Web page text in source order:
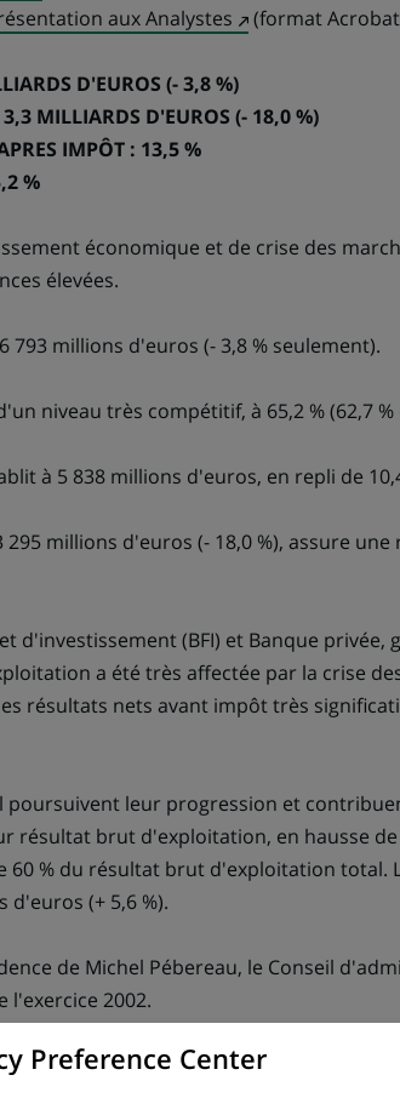
lien
dans
un
nouvel
onglet)
aux Analystes (Ce
s'ouvre
dans
(format
D'EUROS (- 3,8 %)
MILLIARDS D'EUROS (- 18,0 %)
IMPÔT : 13,5 %
%
économique et de crise des
élevées.
793 millions d'euros (- 3,8 % seulement).
niveau très compétitif, à 65,2 % (62,7 %
à 5 838 millions d'euros, en repli de
millions d'euros (- 18,0 %), assure
d'investissement (BFI) et Banque privée,
a été très affectée par la crise
résultats nets avant impôt très
poursuivent leur progression et
résultat brut d'exploitation, en hausse de
60 % du résultat brut d'exploitation total.
(+ 5,6 %).
de Michel Pébereau, le Conseil
l'exercice 2002.
Preference Center